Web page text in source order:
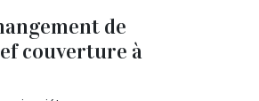
de
couverture à